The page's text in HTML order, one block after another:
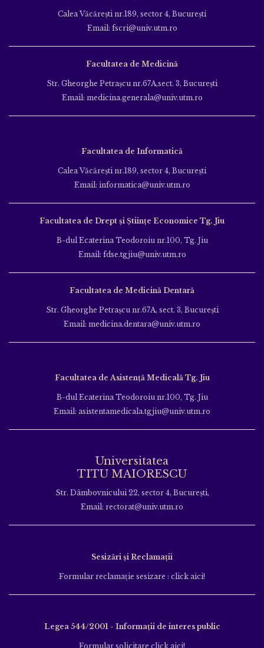
Calea Văcăreşti nr.189, sector 4, Bucureşti
Email: fscri@univ.utm.ro
Facultatea de Medicină
Str. Gheorghe Petraşcu nr.67A,sect. 3, Bucureşti
Email: medicina.generala@univ.utm.ro
Facultatea de Informatică
Calea Văcăreşti nr.189, sector 4, Bucureşti
Email: informatica@univ.utm.ro
Facultatea de Drept și Științe Economice Tg. Jiu
B-dul Ecaterina Teodoroiu nr.100, Tg. Jiu
Email: fdse.tgjiu@univ.utm.ro
Facultatea de Medicină Dentară
Str. Gheorghe Petraşcu nr.67A, sect. 3, Bucureşti
Email: medicina.dentara@univ.utm.ro
Facultatea de Asistență Medicală Tg. Jiu
B-dul Ecaterina Teodoroiu nr.100, Tg. Jiu
Email: asistentamedicala.tgjiu@univ.utm.ro
Universitatea
TITU MAIORESCU
Str. Dâmbovnicului 22, sector 4, București,
Email: rectorat@univ.utm.ro
Sesizări și Reclamații
Formular reclamație sesizare : click aici!
Legea 544/2001 - Informații de interes public
Formular solicitare click aici!